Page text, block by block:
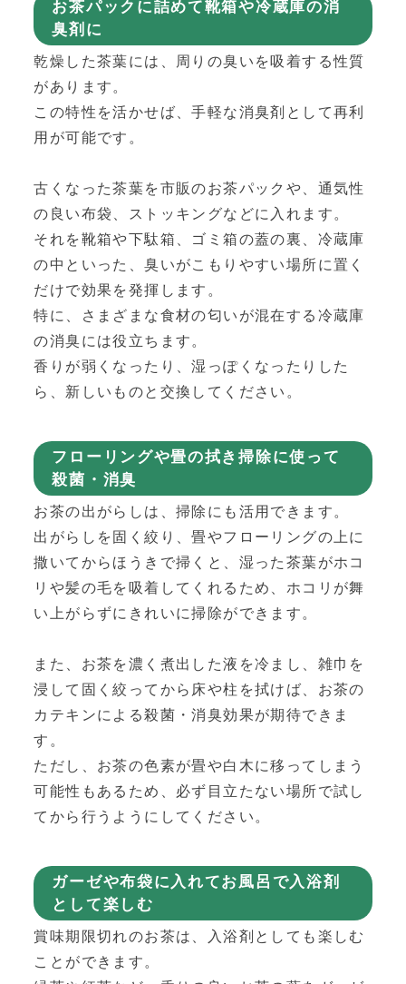
お茶パックに詰めて靴箱や冷蔵庫の消
臭剤に
乾燥した茶葉には、周りの臭いを吸着する性質
があります。
この特性を活かせば、手軽な消臭剤として再利
用が可能です。
古くなった茶葉を市販のお茶パックや、通気性
の良い布袋、ストッキングなどに入れます。
それを靴箱や下駄箱、ゴミ箱の蓋の裏、冷蔵庫
の中といった、臭いがこもりやすい場所に置く
だけで効果を発揮します。
特に、さまざまな食材の匂いが混在する冷蔵庫
の消臭には役立ちます。
香りが弱くなったり、湿っぽくなったりした
ら、新しいものと交換してください。
フローリングや畳の拭き掃除に使って
殺菌・消臭
お茶の出がらしは、掃除にも活用できます。
出がらしを固く絞り、畳やフローリングの上に
撒いてからほうきで掃くと、湿った茶葉がホコ
リや髪の毛を吸着してくれるため、ホコリが舞
い上がらずにきれいに掃除ができます。
また、お茶を濃く煮出した液を冷まし、雑巾を
浸して固く絞ってから床や柱を拭けば、お茶の
カテキンによる殺菌・消臭効果が期待できま
す。
ただし、お茶の色素が畳や白木に移ってしまう
可能性もあるため、必ず目立たない場所で試し
てから行うようにしてください。
ガーゼや布袋に入れてお風呂で入浴剤
として楽しむ
賞味期限切れのお茶は、入浴剤としても楽しむ
ことができます。